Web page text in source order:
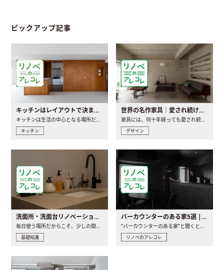
ピックアップ記事
キッチンはレイアウトで決まる。後悔しないための考え方と選び方
キッチンは生活の中心となる場所だからこそ、家の中のどこに置..
キッチン
世界の名作家具｜愛され続ける理由と一生モノとの出会い方
家具には、何十年経っても愛され続ける「名作」と呼ばれるもの..
デザイン
洗面所・洗面台リノベーションの事例と間取りアイデア
基礎知識
バーカウンターのある家5選 | 日常に馴染む“距離の近い”キッチンとは
リノベのアレコレ